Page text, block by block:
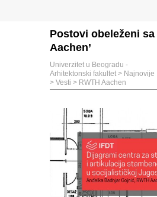
Postovi obeleženi sa
Aachen’
Univerzitet u Beogradu -
Arhitektonski fakultet > Najnovije
> Vesti > RWTH Aachen